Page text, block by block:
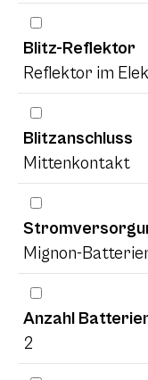
Blitz-Reflektor
Reflektor im
Blitzanschluss
Mittenkontakt
Mignon-
Anzahl
2